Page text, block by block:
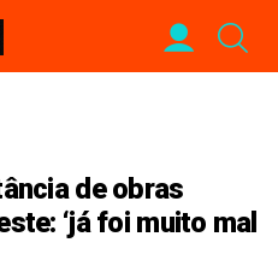
de obras
‘já foi muito mal